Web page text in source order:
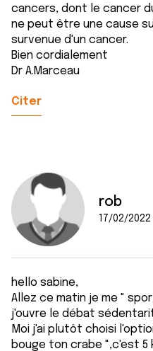
cancers, dont le cancer
ne peut être une cause
survenue d'un cancer.
Bien cordialement
Dr A.Marceau
Citer
rob
17/02/
hello sabine,
Allez ce matin je me "
j'ouvre le débat
Moi j'ai plutôt choisi
bouge ton crabe ",c'est 5